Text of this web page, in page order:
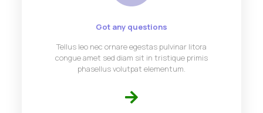
Got any questions
Tellus leo nec ornare egestas pulvinar litora
congue amet sed diam sit in tristique primis
phasellus volutpat elementum.